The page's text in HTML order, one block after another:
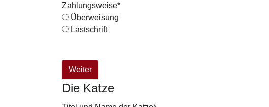
Zahlungsweise*
Überweisung
Lastschrift
Weiter
Die Katze